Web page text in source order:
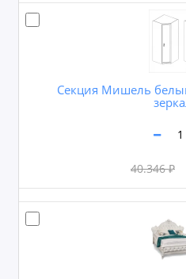
Секция Мишель
40.346 ₽